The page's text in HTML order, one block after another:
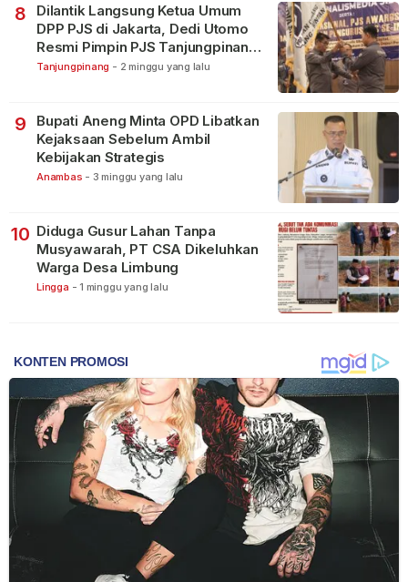
8
Dilantik Langsung Ketua Umum
DPP PJS di Jakarta, Dedi Utomo
Resmi Pimpin PJS Tanjungpinang-
Bintan
Tanjungpinang - 2 minggu yang lalu
9
Bupati Aneng Minta OPD Libatkan
Kejaksaan Sebelum Ambil
Kebijakan Strategis
Anambas - 3 minggu yang lalu
10 Diduga Gusur Lahan Tanpa
Musyawarah, PT CSA Dikeluhkan
Warga Desa Limbung
Lingga - 1 minggu yang lalu